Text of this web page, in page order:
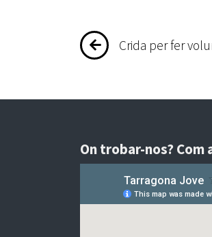
Navegació
Crida per fer
On trobar-nos? Com